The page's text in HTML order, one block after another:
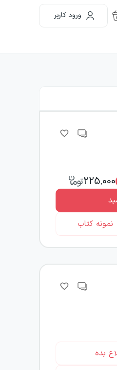
ورود کاربر
225,000
نمونه کتاب
بده